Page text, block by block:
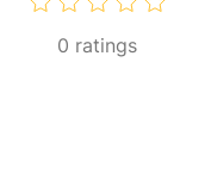
0 ratings